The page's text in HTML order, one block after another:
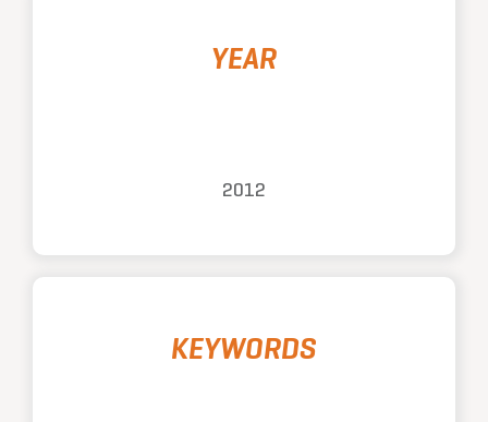
YEAR
2012
KEYWORDS